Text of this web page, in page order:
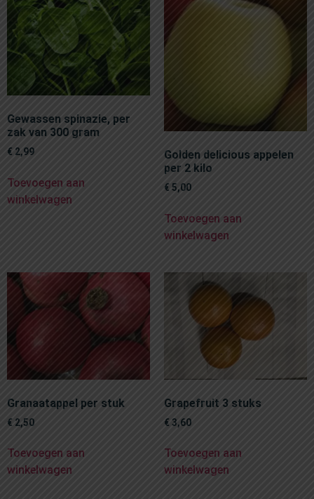
Gewassen spinazie, per
zak van 300 gram
€ 2,99
Toevoegen aan
winkelwagen
Golden delicious appelen
per 2 kilo
€ 5,00
Toevoegen aan
winkelwagen
Granaatappel per stuk
€ 2,50
Toevoegen aan
winkelwagen
Grapefruit 3 stuks
€ 3,60
Toevoegen aan
winkelwagen